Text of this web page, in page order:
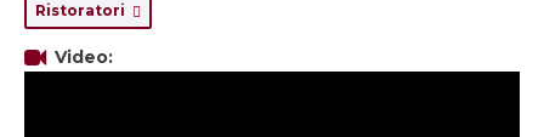
Ristoratori
Video: